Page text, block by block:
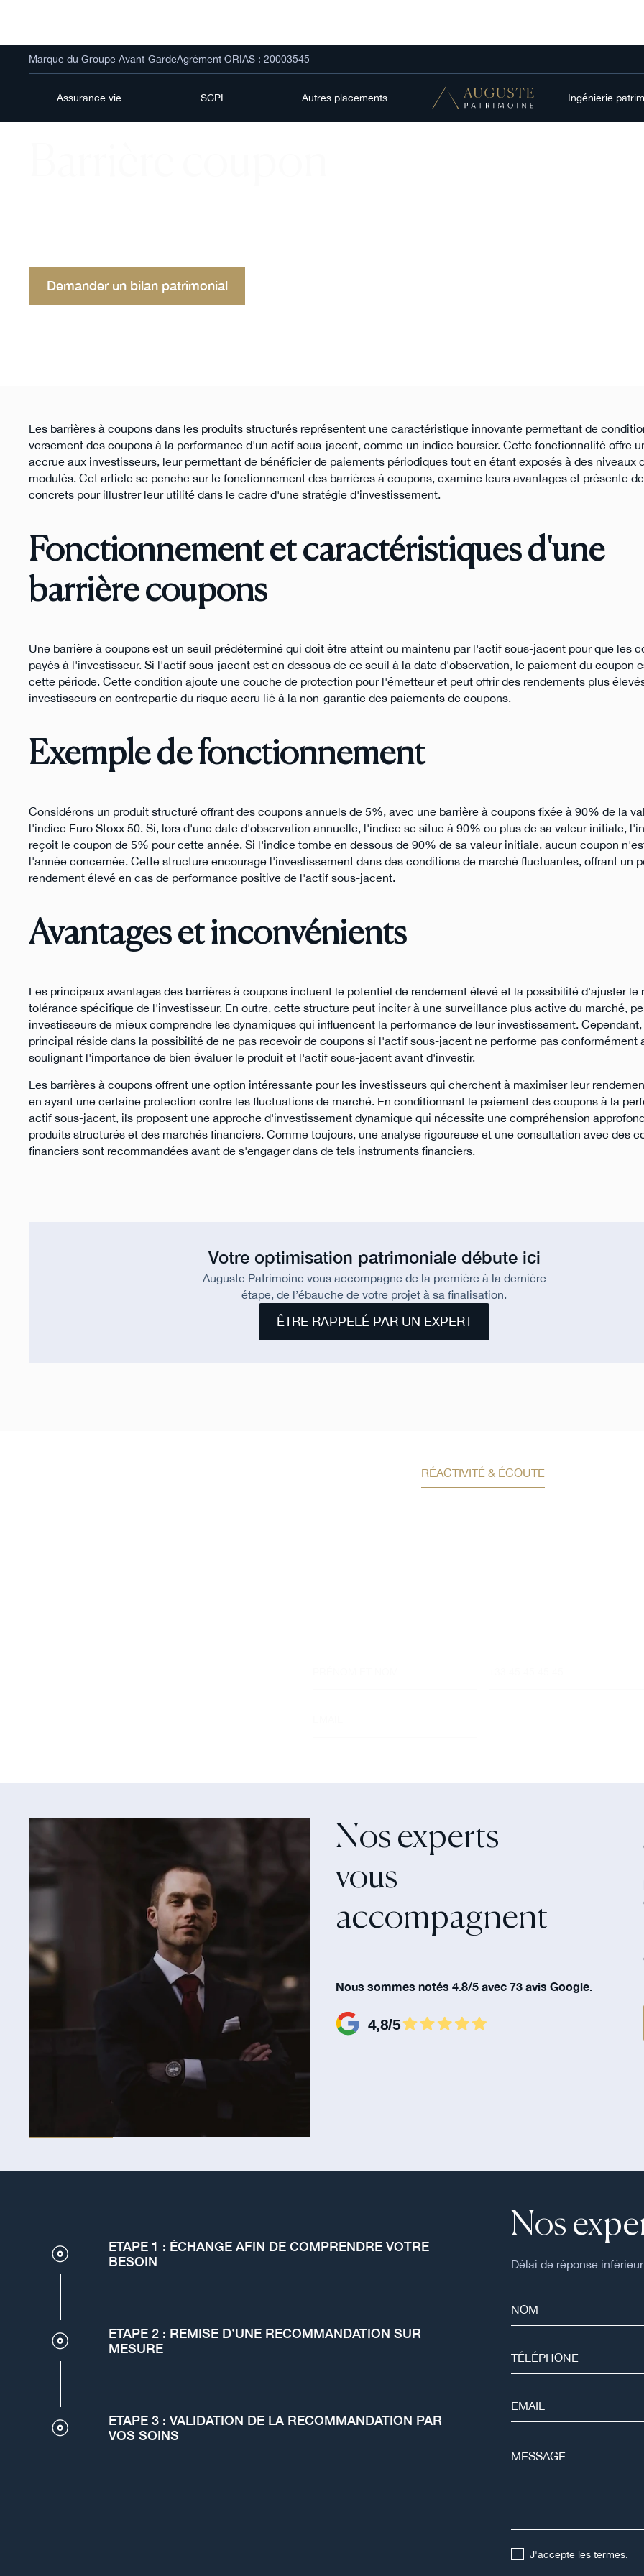
Marque du Groupe Avant-GardeAgrément ORIAS : 20003545
Assurance vie SCPI Autres placements Ingénierie
Demander un bilan patrimonial
Les barrières à coupons dans les produits structurés représentent une caractéristique innovante permettant de
versement des coupons à la performance d'un actif sous-jacent, comme un indice boursier. Cette fonctionnalité offre
accrue aux investisseurs, leur permettant de bénéficier de paiements périodiques tout en étant exposés à des niveaux
modulés. Cet article se penche sur le fonctionnement des barrières à coupons, examine leurs avantages et présente
concrets pour illustrer leur utilité dans le cadre d'une stratégie d'investissement.
Fonctionnement et caractéristiques d'une
barrière coupons
Une barrière à coupons est un seuil prédéterminé qui doit être atteint ou maintenu par l'actif sous-jacent pour que les
payés à l'investisseur. Si l'actif sous-jacent est en dessous de ce seuil à la date d'observation, le paiement du coupon
cette période. Cette condition ajoute une couche de protection pour l'émetteur et peut offrir des rendements plus
investisseurs en contrepartie du risque accru lié à la non-garantie des paiements de coupons.
Exemple de fonctionnement
Considérons un produit structuré offrant des coupons annuels de 5%, avec une barrière à coupons fixée à 90% de la
l'indice Euro Stoxx 50. Si, lors d'une date d'observation annuelle, l'indice se situe à 90% ou plus de sa valeur initiale,
reçoit le coupon de 5% pour cette année. Si l'indice tombe en dessous de 90% de sa valeur initiale, aucun coupon
l'année concernée. Cette structure encourage l'investissement dans des conditions de marché fluctuantes, offrant un
rendement élevé en cas de performance positive de l'actif sous-jacent.
Avantages et inconvénients
Les principaux avantages des barrières à coupons incluent le potentiel de rendement élevé et la possibilité d'ajuster le
tolérance spécifique de l'investisseur. En outre, cette structure peut inciter à une surveillance plus active du marché,
investisseurs de mieux comprendre les dynamiques qui influencent la performance de leur investissement.
principal réside dans la possibilité de ne pas recevoir de coupons si l'actif sous-jacent ne performe pas conformément
soulignant l'importance de bien évaluer le produit et l'actif sous-jacent avant d'investir.
Les barrières à coupons offrent une option intéressante pour les investisseurs qui cherchent à maximiser leur
en ayant une certaine protection contre les fluctuations de marché. En conditionnant le paiement des coupons à la
actif sous-jacent, ils proposent une approche d'investissement dynamique qui nécessite une compréhension
produits structurés et des marchés financiers. Comme toujours, une analyse rigoureuse et une consultation avec des
financiers sont recommandées avant de s'engager dans de tels instruments financiers.
Votre optimisation patrimoniale débute ici
Auguste Patrimoine vous accompagne de la première à la dernière
étape, de l’ébauche de votre projet à sa finalisation.
ÊTRE RAPPELÉ PAR UN EXPERT
RÉACTIVITÉ & ÉCOUTE
Nos experts
vous
accompagnent‍
Nous sommes notés 4.8/5 avec 73 avis Google.
ETAPE 1 : ÉCHANGE AFIN DE COMPRENDRE VOTRE
BESOIN
ETAPE 2 : REMISE D’UNE RECOMMANDATION SUR
MESURE
ETAPE 3 : VALIDATION DE LA RECOMMANDATION PAR
VOS SOINS
Nos
Délai de réponse
J'accepte lestermes.